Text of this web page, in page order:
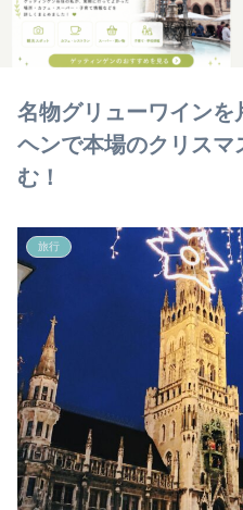
名物グリューワインを
ヘンで本場のクリスマ
む！
旅行